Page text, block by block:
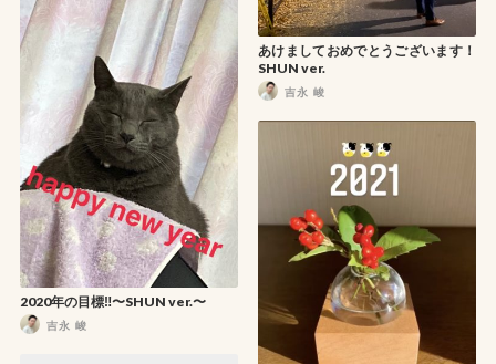
あけましておめでとうございます！
SHUN ver.
吉永 峻
2020年の目標‼️〜SHUN ver.〜
吉永 峻